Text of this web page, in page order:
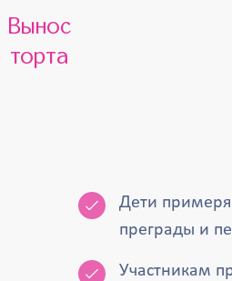
Вынос
торта
Дети
преграды и
Участникам